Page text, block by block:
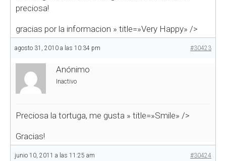
preciosa!
gracias por la informacion » title=»Very Happy» />
agosto 31, 2010 a las 10:34 pm #30423
Anónimo
Inactivo
Preciosa la tortuga, me gusta » title=»Smile» />
Gracias!
junio 10, 2011 a las 11:25 am #30424